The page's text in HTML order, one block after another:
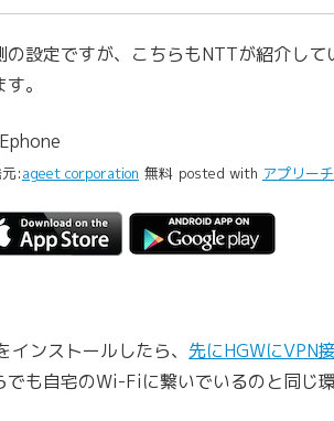
の設定ですが、こちらもNTTが紹介し
。
:ageet corporation 無料 posted with アプリーチ
ンストールしたら、 先にHGWにVPN
も自宅のWi-Fiに繋いでいるのと同じ環